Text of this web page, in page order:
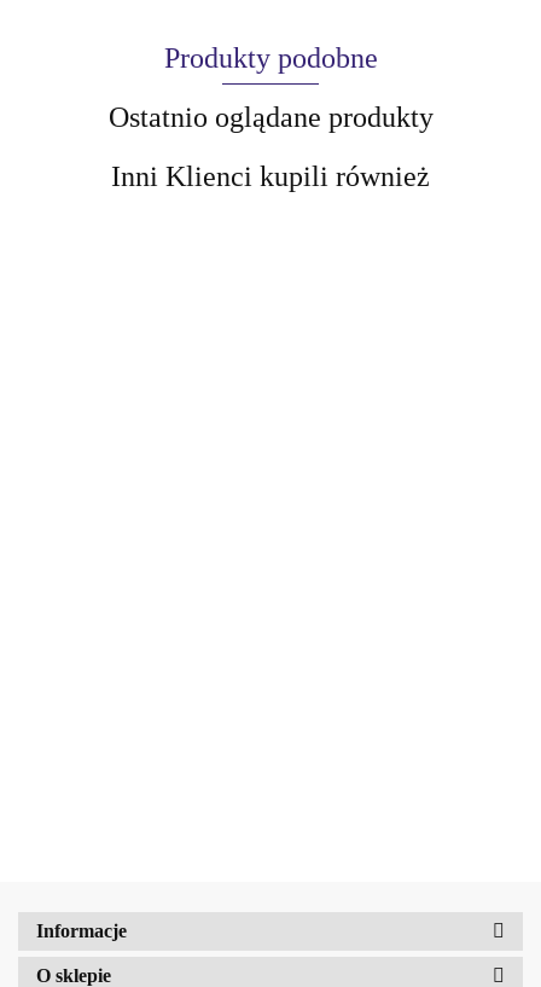
Produkty podobne
Ostatnio oglądane produkty
Inni Klienci kupili również
Informacje
O sklepie